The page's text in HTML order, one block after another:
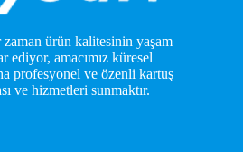
zaman ürün kalitesinin yaşam
ediyor, amacımız küresel
profesyonel ve özenli kartuş
ve hizmetleri sunmaktır.